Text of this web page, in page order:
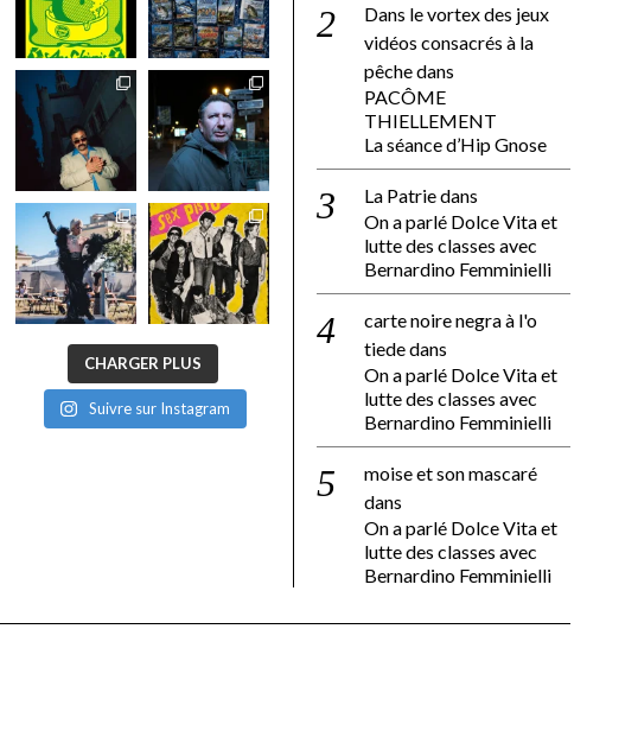
CHARGER PLUS
Suivre sur Instagram
Dans le vortex des jeux
vidéos consacrés à la
pêchedans
PACÔME
THIELLEMENT
La séance d’Hip Gnose
La Patriedans
On a parlé Dolce Vita et
lutte des classes avec
Bernardino Femminielli
carte noire negra à l'o
tiededans
On a parlé Dolce Vita et
lutte des classes avec
Bernardino Femminielli
moise et son mascaré
dans
On a parlé Dolce Vita et
lutte des classes avec
Bernardino Femminielli